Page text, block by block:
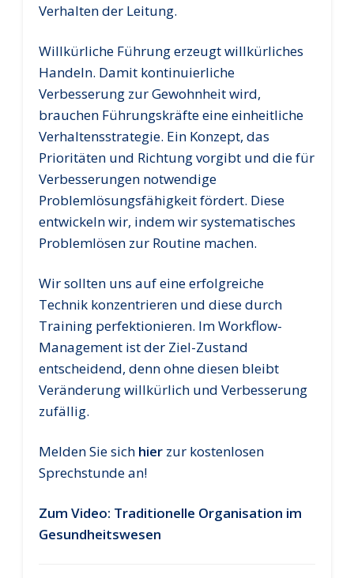
Verhalten der Leitung.
Willkürliche Führung erzeugt willkürliches
Handeln. Damit kontinuierliche
Verbesserung zur Gewohnheit wird,
brauchen Führungskräfte eine einheitliche
Verhaltensstrategie. Ein Konzept, das
Prioritäten und Richtung vorgibt und die für
Verbesserungen notwendige
Problemlösungsfähigkeit fördert. Diese
entwickeln wir, indem wir systematisches
Problemlösen zur Routine machen.
Wir sollten uns auf eine erfolgreiche
Technik konzentrieren und diese durch
Training perfektionieren. Im Workflow-
Management ist der Ziel-Zustand
entscheidend, denn ohne diesen bleibt
Veränderung willkürlich und Verbesserung
zufällig.
Melden Sie sich hier zur kostenlosen
Sprechstunde an!
Zum Video: Traditionelle Organisation im
Gesundheitswesen